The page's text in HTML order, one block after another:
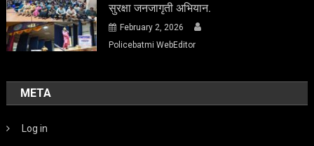
सुरक्षा जनजागृती अभियान.
February 2, 2026
Policebatmi WebEditor
META
Log in